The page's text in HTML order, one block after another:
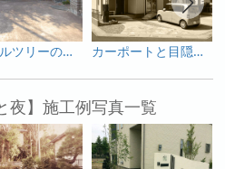
シンボルツリーの桜を活かした和モダンのガーデンリフォーム カーポートと目隠しフェンスで変身した庭
夜】施工例写真一覧